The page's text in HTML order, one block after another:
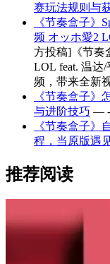
赛玩法规则与
《节奏盒子》
频 オッホ愛2
方投稿]《节奏
LOL feat. 温达/
频，带来全新
《节奏盒子》
与进阶技巧 — -
《节奏盒子》
程，当原版遇
推荐阅读